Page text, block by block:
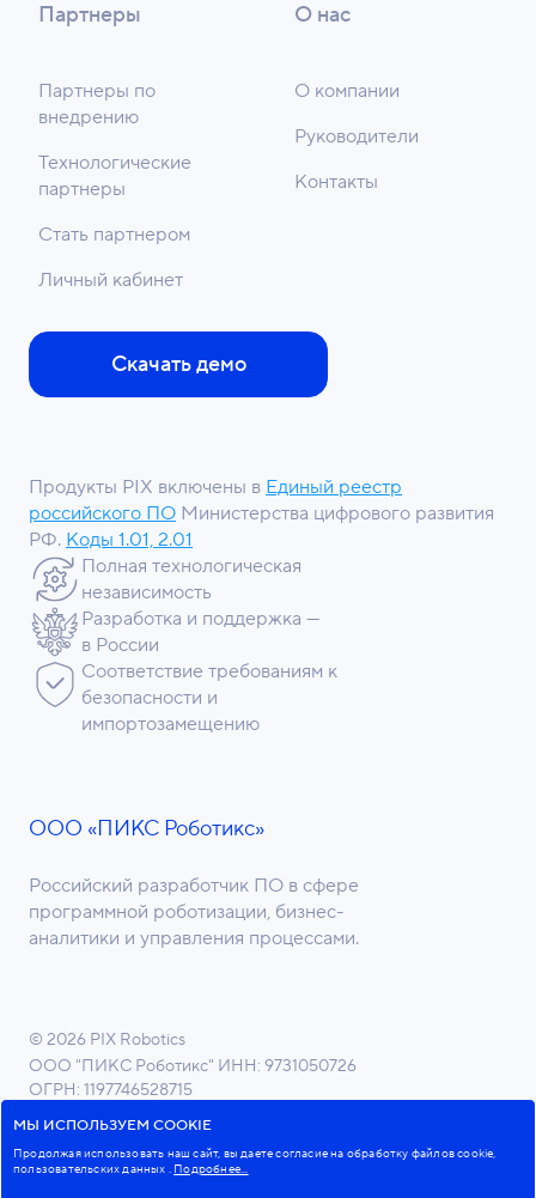
ООО «ПИКС Роботикс»
Российский разработчик ПО в сфере
программной роботизации, бизнес-
аналитики и управления процессами.
Скачать демо
Партнеры
Партнеры по
внедрению
Технологические
партнеры
Стать партнером
Личный кабинет
О нас
О компании
Руководители
Контакты
Продукты PIX включены в Единый реестр
российского ПО Министерства цифрового развития
РФ. Коды 1.01, 2.01
Полная технологическая
независимость
Разработка и поддержка —
в России
Соответствие требованиям к
безопасности и
импортозамещению
© 2026 PIX Robotics
ООО "ПИКС Роботикс" ИНН: 9731050726
ОГРН: 1197746528715
Пользовательское соглашение
МЫ ИСПОЛЬЗУЕМ COOKIE
Продолжая использовать наш сайт, вы даете согласие на обработку файлов cookie,
пользовательских данных . Подробнее...